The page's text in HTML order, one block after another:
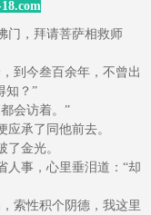
门，拜请菩萨相救师
到今叁百余年，不曾出
知？”
会访着。”
承了同他前去。
金光。
事，心里垂泪道：“却
索性积个阴德，我这里